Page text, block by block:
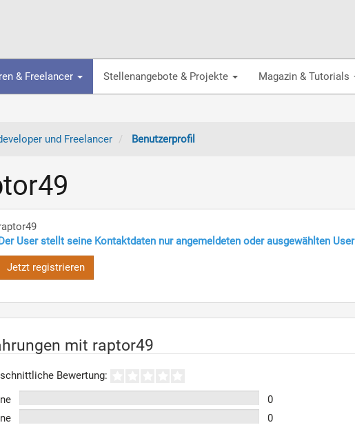
& Freelancer Stellenangebote & Projekte Magazin & Tutorials
und Freelancer Benutzerprofil
User stellt seine Kontaktdaten nur angemeldeten oder ausgewählten
Jetzt registrieren
mit raptor49
Bewertung:
0
0